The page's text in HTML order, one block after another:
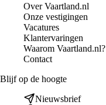
Over Vaartland.nl
Onze vestigingen
Vacatures
Klantervaringen
Waarom Vaartland.nl?
Contact
Blijf op de hoogte
Nieuwsbrief